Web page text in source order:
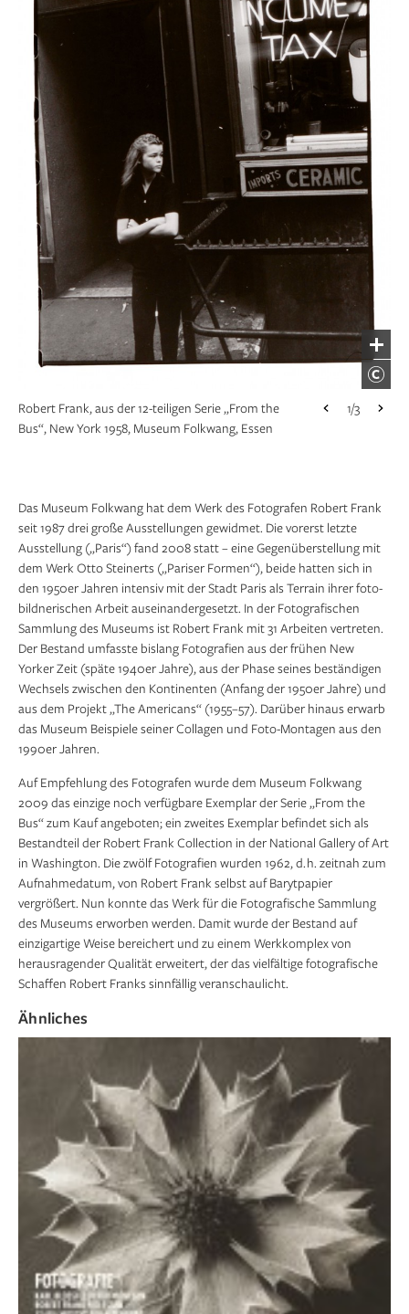
Robert Frank, aus der 12-teiligen Serie „From the
Bus“, New York 1958, Museum Folkwang, Essen
1/3
Robert Frank, aus der 12-teiligen Serie „From the
Bus“, New York 1958, Museum Folkwang, Essen
1/3
Robert Frank, aus der 12-teiligen Serie „From the
Bus“, New York 1958, Museum Folkwang, Essen
1/3
Das Museum Folkwang hat dem Werk des Fotografen Robert Frank
seit 1987 drei große Ausstellungen gewidmet. Die vorerst letzte
Ausstellung („Paris“) fand 2008 statt – eine Gegenüberstellung mit
dem Werk Otto Steinerts („Pariser Formen“), beide hatten sich in
den 1950er Jahren intensiv mit der Stadt Paris als Terrain ihrer foto-
bildnerischen Arbeit auseinandergesetzt. In der Fotografischen
Sammlung des Museums ist Robert Frank mit 31 Arbeiten vertreten.
Der Bestand umfasste bislang Fotografien aus der frühen New
Yorker Zeit (späte 1940er Jahre), aus der Phase seines beständigen
Wechsels zwischen den Kontinenten (Anfang der 1950er Jahre) und
aus dem Projekt „The Americans“ (1955–57). Darüber hinaus erwarb
das Museum Beispiele seiner Collagen und Foto-Montagen aus den
1990er Jahren.
Auf Empfehlung des Fotografen wurde dem ­Museum Folkwang
2009 das einzige noch verfügbare Exemplar der Serie „From the
Bus“ zum Kauf angeboten; ein zweites Exemplar befindet sich als
Bestandteil der Robert Frank Collection in der National Gallery of Art
in Washington. Die zwölf Fotografien wurden 1962, d. h. zeitnah zum
Aufnahmedatum, von Robert Frank selbst auf Barytpapier
vergrößert. Nun konnte das Werk für die Fotografische Sammlung
des Museums erworben werden. Damit wurde der Bestand auf
einzigartige Weise bereichert und zu einem Werkkomplex von
herausragender Qualität erweitert, der das vielfältige fotografische
Schaffen Robert Franks sinn­fällig veranschaulicht.
Ähnliches